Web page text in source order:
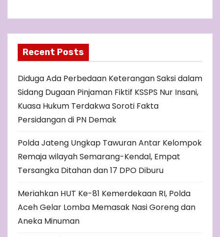
Recent Posts
Diduga Ada Perbedaan Keterangan Saksi dalam
Sidang Dugaan Pinjaman Fiktif KSSPS Nur Insani,
Kuasa Hukum Terdakwa Soroti Fakta
Persidangan di PN Demak
Polda Jateng Ungkap Tawuran Antar Kelompok
Remaja wilayah Semarang-Kendal, Empat
Tersangka Ditahan dan 17 DPO Diburu
Meriahkan HUT Ke-81 Kemerdekaan RI, Polda
Aceh Gelar Lomba Memasak Nasi Goreng dan
Aneka Minuman